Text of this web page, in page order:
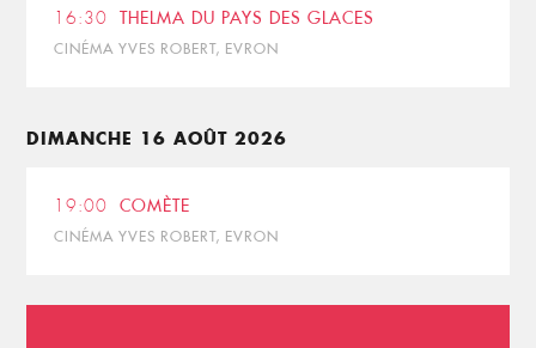
16:30 THELMA DU PAYS DES GLACES
CINÉMA YVES ROBERT, EVRON
DIMANCHE 16 AOÛT 2026
19:00 COMÈTE
CINÉMA YVES ROBERT, EVRON